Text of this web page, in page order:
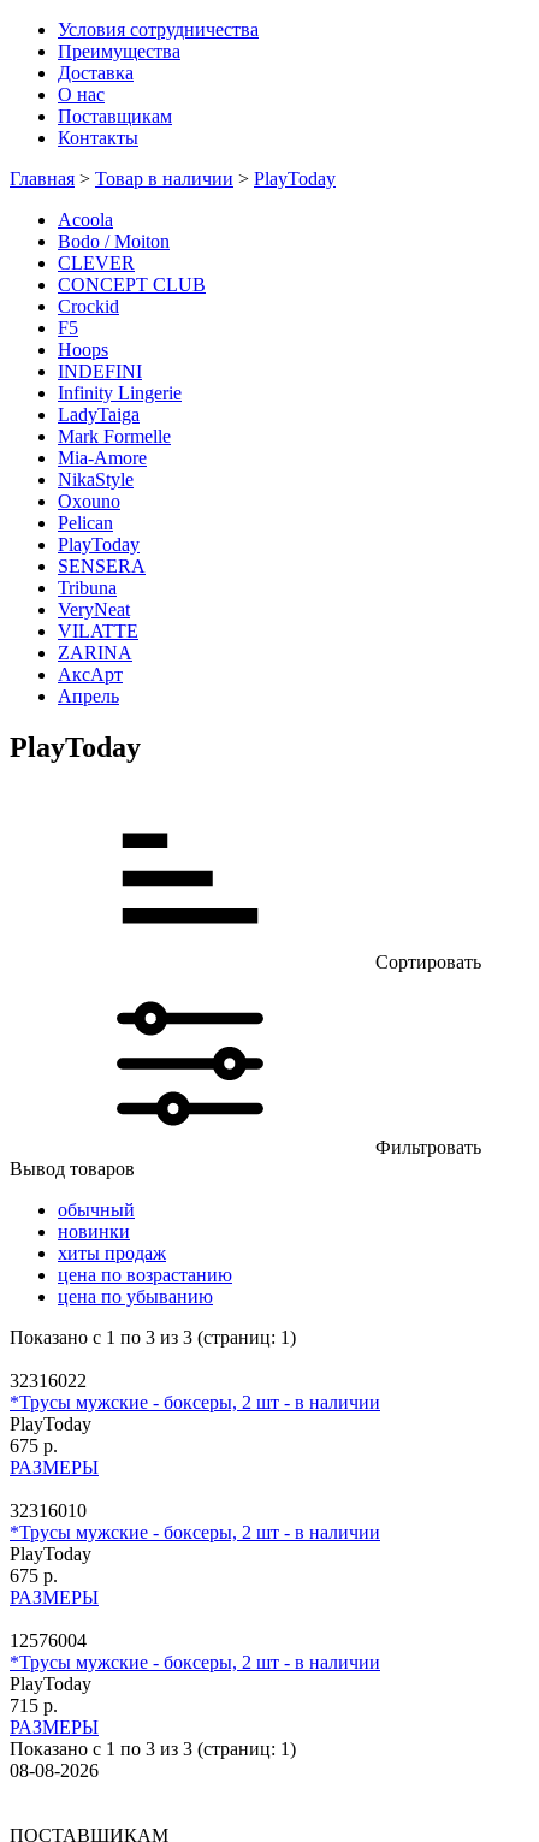
Условия сотрудничества
Преимущества
Доставка
О нас
Поставщикам
Контакты
Главная > Товар в наличии > PlayToday
Acoola
Bodo / Moiton
CLEVER
CONCEPT CLUB
Crockid
F5
Hoops
INDEFINI
Infinity Lingerie
LadyTaiga
Mark Formelle
Mia-Amore
NikaStyle
Oxouno
Pelican
PlayToday
SENSERA
Tribuna
VeryNeat
VILATTE
ZARINA
АксАрт
Апрель
PlayToday
Сортировать
Фильтровать
Вывод товаров
обычный
новинки
хиты продаж
цена по возрастанию
цена по убыванию
Показано с 1 по 3 из 3 (страниц: 1)
32316022
*Трусы мужские - боксеры, 2 шт - в наличии
PlayToday
675 р.
РАЗМЕРЫ
32316010
*Трусы мужские - боксеры, 2 шт - в наличии
PlayToday
675 р.
РАЗМЕРЫ
12576004
*Трусы мужские - боксеры, 2 шт - в наличии
PlayToday
715 р.
РАЗМЕРЫ
Показано с 1 по 3 из 3 (страниц: 1)
08-08-2026
ПОСТАВЩИКАМ